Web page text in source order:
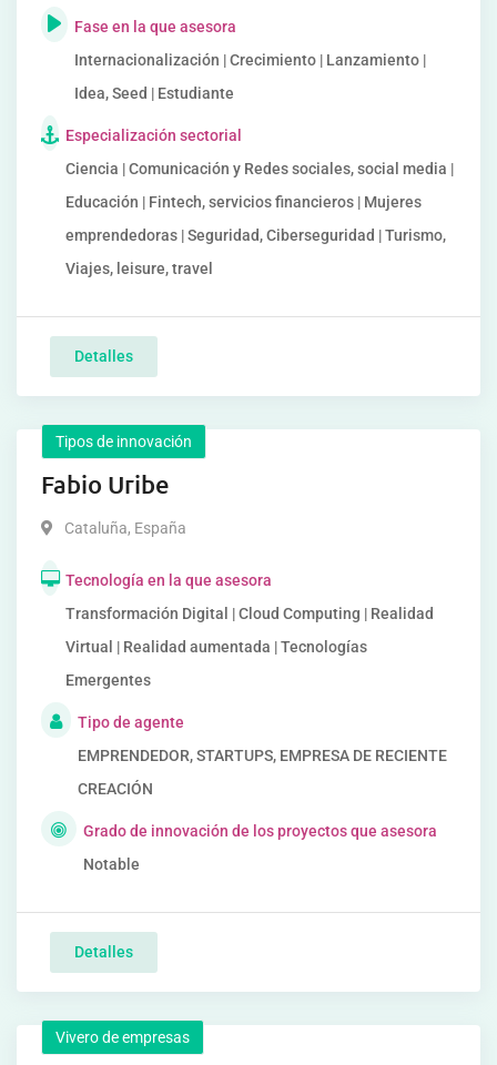
Fase en la que asesora
Internacionalización | Crecimiento | Lanzamiento |
Idea, Seed | Estudiante
Especialización sectorial
Ciencia | Comunicación y Redes sociales, social media |
Educación | Fintech, servicios financieros | Mujeres
emprendedoras | Seguridad, Ciberseguridad | Turismo,
Viajes, leisure, travel
Detalles
Tipos de innovación
Fabio Uribe
Cataluña, España
Tecnología en la que asesora
Transformación Digital | Cloud Computing | Realidad
Virtual | Realidad aumentada | Tecnologías
Emergentes
Tipo de agente
EMPRENDEDOR, STARTUPS, EMPRESA DE RECIENTE
CREACIÓN
Grado de innovación de los proyectos que asesora
Notable
Detalles
Vivero de empresas